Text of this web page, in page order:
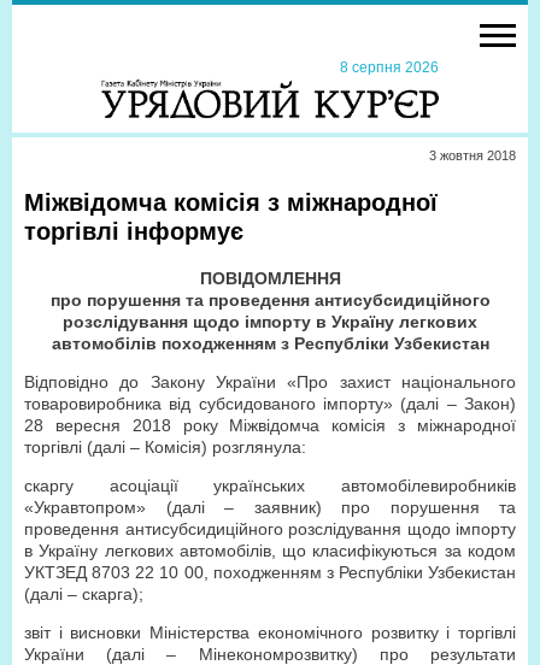
8 серпня 2026
3 жовтня 2018
Міжвідомча комісія з міжнародної
торгівлі інформує
ПОВІДОМЛЕННЯ
про порушення та проведення антисубсидиційного
розслідування щодо імпорту в Україну легкових
автомобілів походженням з Республіки Узбекистан
Відповідно до Закону України «Про захист національного
товаровиробника від субсидованого імпорту» (далі – Закон)
28 вересня 2018 року Міжвідомча комісія з міжнародної
торгівлі (далі – Комісія) розглянула:
скаргу асоціації українських автомобілевиробників
«Укравтопром» (далі – заявник) про порушення та
проведення антисубсидиційного розслідування щодо імпорту
в Україну легкових автомобілів, що класифікуються за кодом
УКТЗЕД 8703 22 10 00, походженням з Республіки Узбекистан
(далі – скарга);
звіт і висновки Міністерства економічного розвитку і торгівлі
України (далі – Мінекономрозвитку) про результати